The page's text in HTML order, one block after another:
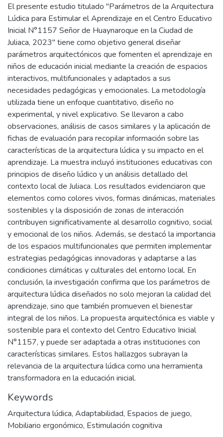
El presente estudio titulado "Parámetros de la Arquitectura
Lúdica para Estimular el Aprendizaje en el Centro Educativo
Inicial N°1157 Señor de Huaynaroque en la Ciudad de
Juliaca, 2023" tiene como objetivo general diseñar
parámetros arquitectónicos que fomenten el aprendizaje en
niños de educación inicial mediante la creación de espacios
interactivos, multifuncionales y adaptados a sus
necesidades pedagógicas y emocionales. La metodología
utilizada tiene un enfoque cuantitativo, diseño no
experimental, y nivel explicativo. Se llevaron a cabo
observaciones, análisis de casos similares y la aplicación de
fichas de evaluación para recopilar información sobre las
características de la arquitectura lúdica y su impacto en el
aprendizaje. La muestra incluyó instituciones educativas con
principios de diseño lúdico y un análisis detallado del
contexto local de Juliaca. Los resultados evidenciaron que
elementos como colores vivos, formas dinámicas, materiales
sostenibles y la disposición de zonas de interacción
contribuyen significativamente al desarrollo cognitivo, social
y emocional de los niños. Además, se destacó la importancia
de los espacios multifuncionales que permiten implementar
estrategias pedagógicas innovadoras y adaptarse a las
condiciones climáticas y culturales del entorno local. En
conclusión, la investigación confirma que los parámetros de
arquitectura lúdica diseñados no solo mejoran la calidad del
aprendizaje, sino que también promueven el bienestar
integral de los niños. La propuesta arquitectónica es viable y
sostenible para el contexto del Centro Educativo Inicial
N°1157, y puede ser adaptada a otras instituciones con
características similares. Estos hallazgos subrayan la
relevancia de la arquitectura lúdica como una herramienta
transformadora en la educación inicial.
Keywords
Arquitectura lúdica, Adaptabilidad, Espacios de juego,
Mobiliario ergonómico, Estimulación cognitiva